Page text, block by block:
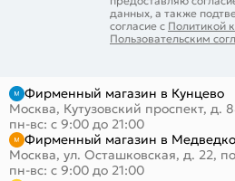
данных, а также
согласие с Политикой
Пользовательским
Фирменный магазин в Кунцево
Москва, Кутузовский проспект, д.
пн-вс: с 9:00 до 21:00
Фирменный магазин в
Москва, ул. Осташковская, д. 22,
пн-вс: с 9:00 до 21:00